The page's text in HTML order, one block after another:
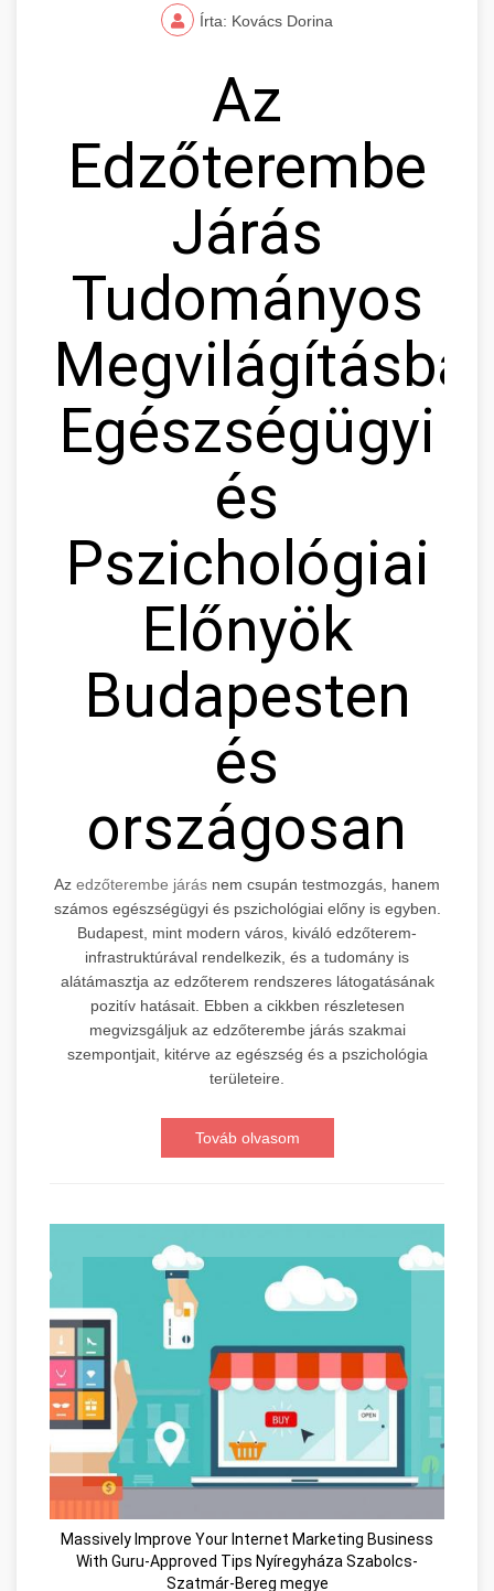
Írta: Kovács Dorina
Az
Edzőterembe
Járás
Tudományos
Egészségügyi
és
Pszichológiai
Előnyök
Budapesten
és
országosan
Az edzőterembe járás nem csupán testmozgás, hanem
számos egészségügyi és pszichológiai előny is egyben.
Budapest, mint modern város, kiváló edzőterem-
infrastruktúrával rendelkezik, és a tudomány is
alátámasztja az edzőterem rendszeres látogatásának
pozitív hatásait. Ebben a cikkben részletesen
megvizsgáljuk az edzőterembe járás szakmai
szempontjait, kitérve az egészség és a pszichológia
területeire.
Továb olvasom
Massively Improve Your Internet Marketing Business
With Guru-Approved Tips Nyíregyháza Szabolcs-
Szatmár-Bereg megye